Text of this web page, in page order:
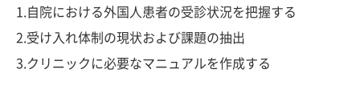
1.自院における外国人患者の受診状況を把握する
2.受け入れ体制の現状および課題の抽出
3.クリニックに必要なマニュアルを作成する